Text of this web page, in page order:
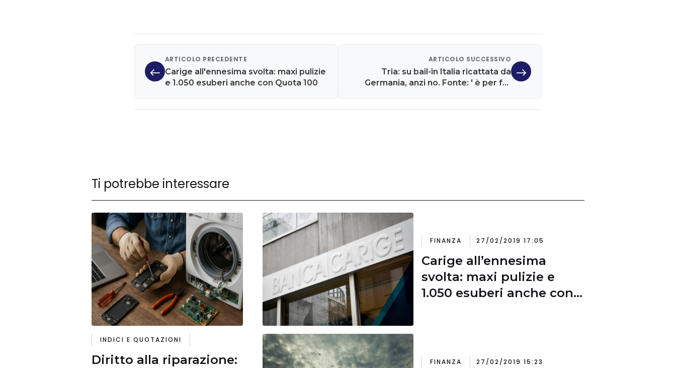
ARTICOLO PRECEDENTE
Carige all'ennesima svolta: maxi pulizie
e 1.050 esuberi anche con Quota 100
ARTICOLO SUCCESSIVO
Tria: su bail-in Italia ricattata da
Germania, anzi no. Fonte: ' è per far
Ti potrebbe interessare
INDICI E QUOTAZIONI
Diritto alla riparazione:
FINANZA 27/02/2019 17:05
Carige all’ennesima
svolta: maxi pulizie e
1.050 esuberi anche con
FINANZA 27/02/2019 15:23